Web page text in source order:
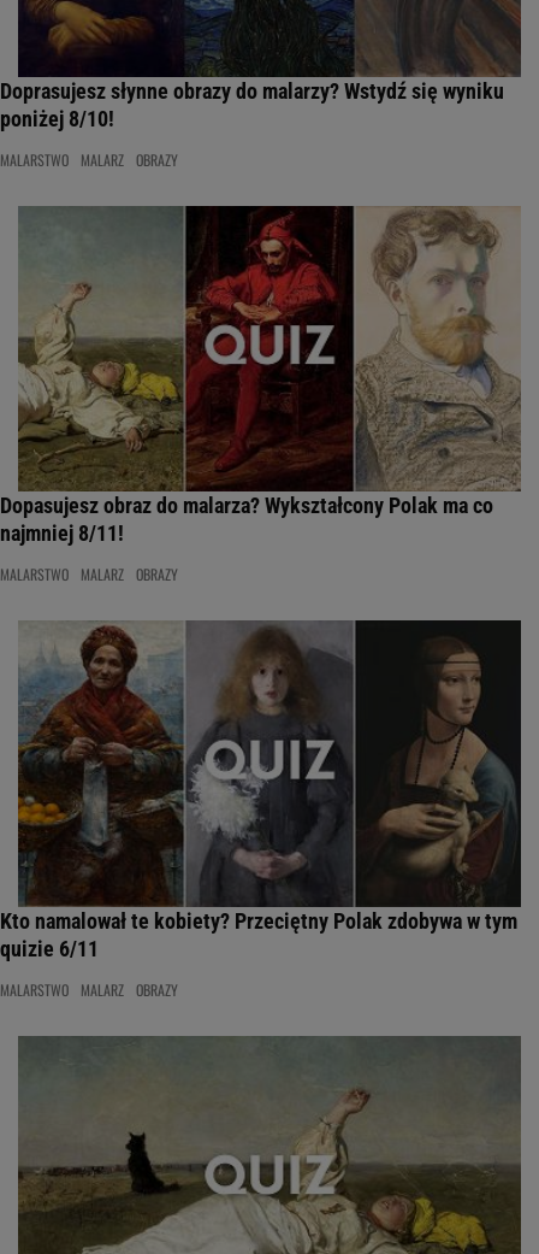
Doprasujesz słynne obrazy do malarzy? Wstydź się wyniku
poniżej 8/10!
MALARSTWO MALARZ OBRAZY
Dopasujesz obraz do malarza? Wykształcony Polak ma co
najmniej 8/11!
MALARSTWO MALARZ OBRAZY
Kto namalował te kobiety? Przeciętny Polak zdobywa w tym
quizie 6/11
MALARSTWO MALARZ OBRAZY